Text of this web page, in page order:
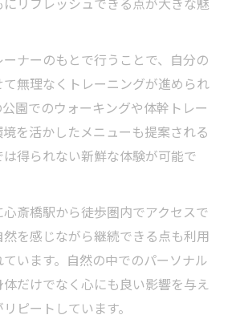
ボディメイクを叶えるパーソナ
通いやすいパーソナルトレーニ
ーソナルトレーニングの選び方
もたらす自然派トレーニング
トレーニングで心身リフレッシ
ソナルトレーニングで健康習慣
ナーのもとで行うことで、自分の
無理なくトレーニングが進められ
園でのウォーキングや体幹トレー
を活かしたメニューも提案される
得られない新鮮な体験が可能で
斎橋駅から徒歩圏内でアクセスで
を感じながら継続できる点も利用
います。自然の中でのパーソナル
体だけでなく心にも良い影響を与え
ピートしています。